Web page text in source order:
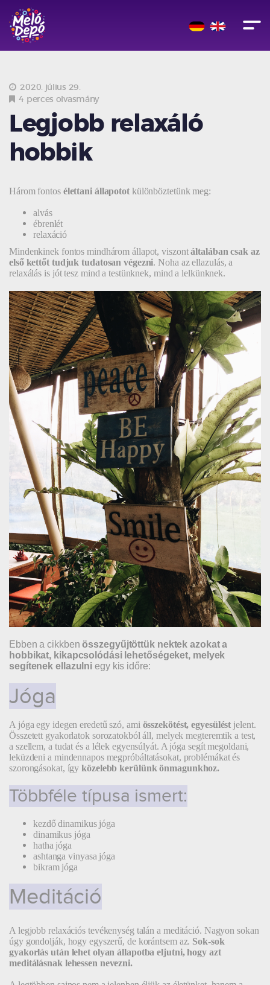
2020. július 29.
4 perces olvasmány
Legjobb relaxáló
hobbik
Három fontos élettani állapotot különböztetünk meg:
alvás
ébrenlét
relaxáció
Mindenkinek fontos mindhárom állapot, viszontáltalában csak az
első kettőt tudjuk tudatosan végezni. Noha az ellazulás, a
relaxálás is jót tesz mind a testünknek, mind a lelkünknek.
Ebben a cikkbenösszegyűjtöttük nektek azokat a
hobbikat, kikapcsolódási lehetőségeket, melyek
segítenek ellazulni egy kis időre:
Jóga
A jóga egy idegen eredetű szó, ami összekötést, egyesülést jelent.
Összetett gyakorlatok sorozatokból áll, melyek megteremtik a test,
a szellem, a tudat és a lélek egyensúlyát. A jóga segít megoldani,
leküzdeni a mindennapos megpróbáltatásokat, problémákat és
szorongásokat, ígyközelebb kerülünk önmagunkhoz.
Többféle típusa ismert:
kezdő dinamikus jóga
dinamikus jóga
hatha jóga
ashtanga vinyasa jóga
bikram jóga
Meditáció
A legjobb relaxációs tevékenység talán a meditáció. Nagyon sokan
úgy gondolják, hogy egyszerű, de korántsem az. Sok-sok
gyakorlás után lehet olyan állapotba eljutni, hogy azt
meditálásnak lehessen nevezni.